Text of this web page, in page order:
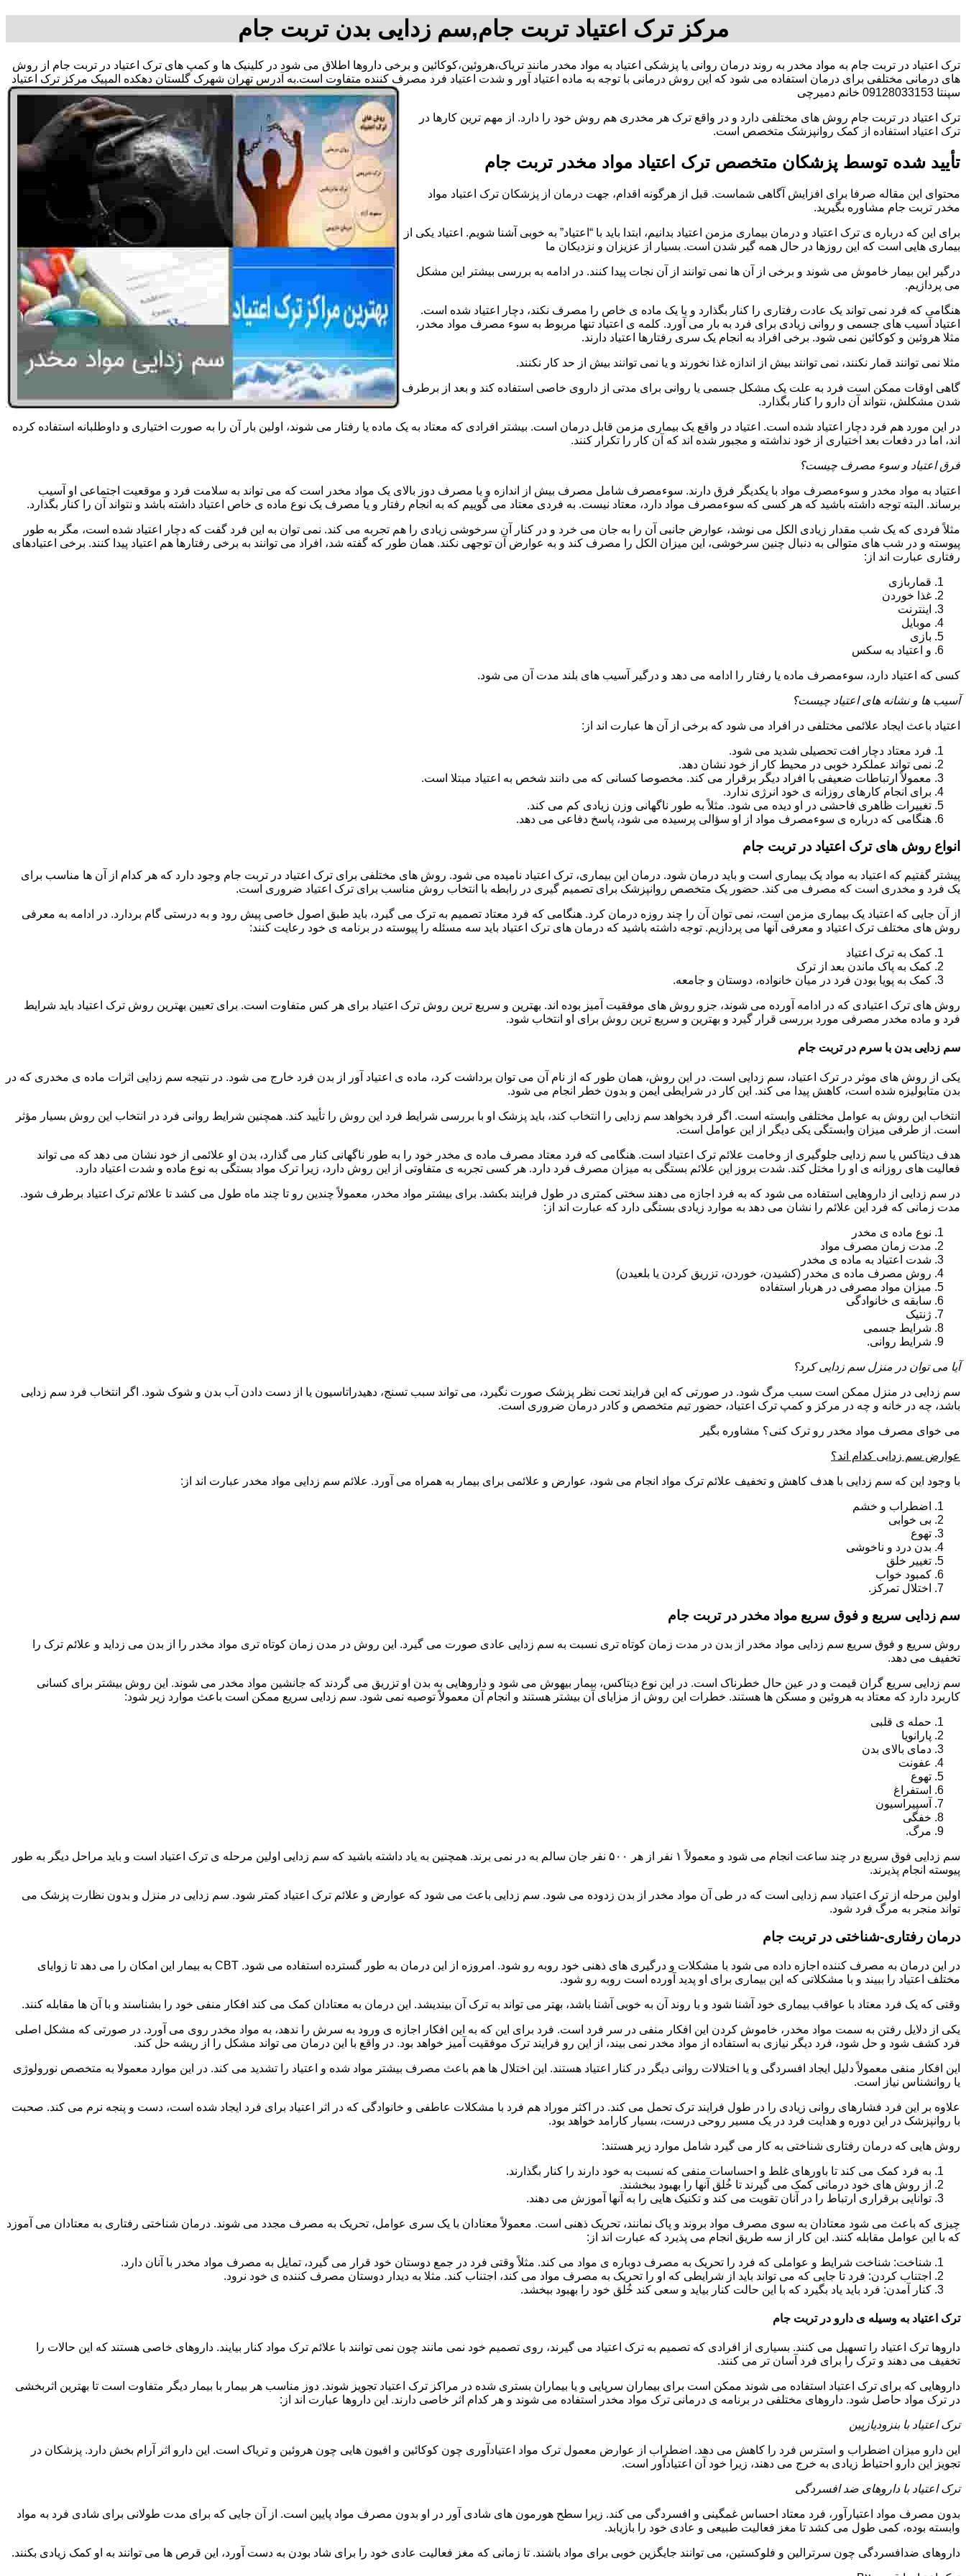
مرکز ترک اعتیاد تربت جام,سم زدایی بدن تربت جام
ترک اعتیاد در تربت جام به مواد مخدر به روند درمان روانی یا پزشکی اعتیاد به مواد مخدر مانند تریاک،هروئین،کوکائین و برخی داروها اطلاق می شود در کلینیک ها و کمپ های ترک اعتیاد در تربت جام از روش
های درمانی مختلفی برای درمان استفاده می شود که این روش درمانی با توجه به ماده اعتیاد آور و شدت اعتیاد فرد مصرف کننده متفاوت است.به آدرس تهران شهرک گلستان دهکده المپیک مرکز ترک اعتیاد
سپنتا 09128033153 خانم دمیرچی
ترک اعتیاد در تربت جام روش های مختلفی دارد و در واقع ترک هر مخدری هم روش خود را دارد. از مهم ترین کارها در
ترک اعتیاد استفاده از کمک روانپزشک متخصص است.
تأیید شده توسط پزشکان متخصص ترک اعتیاد مواد مخدر تربت جام
محتوای این مقاله صرفا برای افزایش آگاهی شماست. قبل از هرگونه اقدام، جهت درمان از پزشکان ترک اعتیاد مواد
مخدر تربت جام مشاوره بگیرید.
برای این که درباره ی ترک اعتیاد و درمان بیماری مزمن اعتیاد بدانیم، ابتدا باید با “اعتیاد” به خوبی آشنا شویم. اعتیاد یکی از
بیماری هایی است که این روزها در حال همه گیر شدن است. بسیار از عزیزان و نزدیکان ما
درگیر این بیمار خاموش می شوند و برخی از آن ها نمی توانند از آن نجات پیدا کنند. در ادامه به بررسی بیشتر این مشکل
می پردازیم.
هنگامی که فرد نمی تواند یک عادت رفتاری را کنار بگذارد و یا یک ماده ی خاص را مصرف نکند، دچار اعتیاد شده است.
اعتیاد آسیب های جسمی و روانی زیادی برای فرد به بار می آورد. کلمه ی اعتیاد تنها مربوط به سوء مصرف مواد مخدر،
مثلا هروئین و کوکائین نمی شود. برخی افراد به انجام یک سری رفتارها اعتیاد دارند.
مثلا نمی توانند قمار نکنند، نمی توانند بیش از اندازه غذا نخورند و یا نمی توانند بیش از حد کار نکنند.
گاهی اوقات ممکن است فرد به علت یک مشکل جسمی یا روانی برای مدتی از داروی خاصی استفاده کند و بعد از برطرف
شدن مشکلش، نتواند آن دارو را کنار بگذارد.
در این مورد هم فرد دچار اعتیاد شده است. اعتیاد در واقع یک بیماری مزمن قابل درمان است. بیشتر افرادی که معتاد به یک ماده یا رفتار می شوند، اولین بار آن را به صورت اختیاری و داوطلبانه استفاده کرده
اند، اما در دفعات بعد اختیاری از خود نداشته و مجبور شده اند که آن کار را تکرار کنند.
فرق اعتیاد و سوء مصرف چیست؟
اعتیاد به مواد مخدر و سوءمصرف مواد با یکدیگر فرق دارند. سوءمصرف شامل مصرف بیش از اندازه و یا مصرف دوز بالای یک مواد مخدر است که می تواند به سلامت فرد و موقعیت اجتماعی او آسیب
برساند. البته توجه داشته باشید که هر کسی که سوءمصرف مواد دارد، معتاد نیست. به فردی معتاد می گوییم که به انجام رفتار و یا مصرف یک نوع ماده ی خاص اعتیاد داشته باشد و نتواند آن را کنار بگذارد.
مثلاً فردی که یک شب مقدار زیادی الکل می نوشد، عوارض جانبی آن را به جان می خرد و در کنار آن سرخوشی زیادی را هم تجربه می کند. نمی توان به این فرد گفت که دچار اعتیاد شده است، مگر به طور
پیوسته و در شب های متوالی به دنبال چنین سرخوشی، این میزان الکل را مصرف کند و به عوارض آن توجهی نکند. همان طور که گفته شد، افراد می توانند به برخی رفتارها هم اعتیاد پیدا کنند. برخی اعتیادهای
رفتاری عبارت اند از:
قماربازی
غذا خوردن
اینترنت
موبایل
بازی
و اعتیاد به سکس
کسی که اعتیاد دارد، سوءمصرف ماده یا رفتار را ادامه می دهد و درگیر آسیب های بلند مدت آن می شود.
آسیب ها و نشانه های اعتیاد چیست؟
اعتیاد باعث ایجاد علائمی مختلفی در افراد می شود که برخی از آن ها عبارت اند از:
فرد معتاد دچار افت تحصیلی شدید می شود.
نمی تواند عملکرد خوبی در محیط کار از خود نشان دهد.
معمولاً ارتباطات ضعیفی با افراد دیگر برقرار می کند. مخصوصا کسانی که می دانند شخص به اعتیاد مبتلا است.
برای انجام کارهای روزانه ی خود انرژی ندارد.
تغییرات ظاهری فاحشی در او دیده می شود. مثلاً به طور ناگهانی وزن زیادی کم می کند.
هنگامی که درباره ی سوءمصرف مواد از او سؤالی پرسیده می شود، پاسخ دفاعی می دهد.
انواع روش های ترک اعتیاد در تربت جام
پیشتر گفتیم که اعتیاد به مواد یک بیماری است و باید درمان شود. درمان این بیماری، ترک اعتیاد نامیده می شود. روش های مختلفی برای ترک اعتیاد در تربت جام وجود دارد که هر کدام از آن ها مناسب برای
یک فرد و مخدری است که مصرف می کند. حضور یک متخصص روانپزشک برای تصمیم گیری در رابطه با انتخاب روش مناسب برای ترک اعتیاد ضروری است.
از آن جایی که اعتیاد یک بیماری مزمن است، نمی توان آن را چند روزه درمان کرد. هنگامی که فرد معتاد تصمیم به ترک می گیرد، باید طبق اصول خاصی پیش رود و به درستی گام بردارد. در ادامه به معرفی
روش های مختلف ترک اعتیاد و معرفی آنها می پردازیم. توجه داشته باشید که درمان های ترک اعتیاد باید سه مسئله را پیوسته در برنامه ی خود رعایت کنند:
کمک به ترک اعتیاد
کمک به پاک ماندن بعد از ترک
کمک به پویا بودن فرد در میان خانواده، دوستان و جامعه.
روش های ترک اعتیادی که در ادامه آورده می شوند، جزو روش های موفقیت آمیز بوده اند. بهترین و سریع ترین روش ترک اعتیاد برای هر کس متفاوت است. برای تعیین بهترین روش ترک اعتیاد باید شرایط
فرد و ماده مخدر مصرفی مورد بررسی قرار گیرد و بهترین و سریع ترین روش برای او انتخاب شود.
سم زدایی بدن با سرم در تربت جام
یکی از روش های موثر در ترک اعتیاد، سم زدایی است. در این روش، همان طور که از نام آن می توان برداشت کرد، ماده ی اعتیاد آور از بدن فرد خارج می شود. در نتیجه سم زدایی اثرات ماده ی مخدری که در
بدن متابولیزه شده است، کاهش پیدا می کند. این کار در شرایطی ایمن و بدون خطر انجام می شود.
انتخاب این روش به عوامل مختلفی وابسته است. اگر فرد بخواهد سم زدایی را انتخاب کند، باید پزشک او با بررسی شرایط فرد این روش را تأیید کند. همچنین شرایط روانی فرد در انتخاب این روش بسیار مؤثر
است. از طرفی میزان وابستگی یکی دیگر از این عوامل است.
هدف دیتاکس یا سم زدایی جلوگیری از وخامت علائم ترک اعتیاد است. هنگامی که فرد معتاد مصرف ماده ی مخدر خود را به طور ناگهانی کنار می گذارد، بدن او علائمی از خود نشان می دهد که می تواند
فعالیت های روزانه ی او را مختل کند. شدت بروز این علائم بستگی به میزان مصرف فرد دارد. هر کسی تجربه ی متفاوتی از این روش دارد، زیرا ترک مواد بستگی به نوع ماده و شدت اعتیاد دارد.
در سم زدایی از داروهایی استفاده می شود که به فرد اجازه می دهند سختی کمتری در طول فرایند بکشد. برای بیشتر مواد مخدر، معمولاً چندین رو تا چند ماه طول می کشد تا علائم ترک اعتیاد برطرف شود.
مدت زمانی که فرد این علائم را نشان می دهد به موارد زیادی بستگی دارد که عبارت اند از:
نوع ماده ی مخدر
مدت زمان مصرف مواد
شدت اعتیاد به ماده ی مخدر
روش مصرف ماده ی مخدر (کشیدن، خوردن، تزریق کردن یا بلعیدن)
میزان مواد مصرفی در هربار استفاده
سابقه ی خانوادگی
ژنتیک
شرایط جسمی
شرایط روانی.
آیا می توان در منزل سم زدایی کرد؟
سم زدایی در منزل ممکن است سبب مرگ شود. در صورتی که این فرایند تحت نظر پزشک صورت نگیرد، می تواند سبب تسنج، دهیدراتاسیون یا از دست دادن آب بدن و شوک شود. اگر انتخاب فرد سم زدایی
باشد، چه در خانه و چه در مرکز و کمپ ترک اعتیاد، حضور تیم متخصص و کادر درمان ضروری است.
می خوای مصرف مواد مخدر رو ترک کنی؟ مشاوره بگیر
عوارض سم زدایی کدام اند؟
با وجود این که سم زدایی با هدف کاهش و تخفیف علائم ترک مواد انجام می شود، عوارض و علائمی برای بیمار به همراه می آورد. علائم سم زدایی مواد مخدر عبارت اند از:
اضطراب و خشم
بی خوابی
تهوع
بدن درد و ناخوشی
تغییر خلق
کمبود خواب
اختلال تمرکز.
سم زدایی سریع و فوق سریع مواد مخدر در تربت جام
روش سریع و فوق سریع سم زدایی مواد مخدر از بدن در مدت زمان کوتاه تری نسبت به سم زدایی عادی صورت می گیرد. این روش در مدن زمان کوتاه تری مواد مخدر را از بدن می زداید و علائم ترک را
تخفیف می دهد.
سم زدایی سریع گران قیمت و در عین حال خطرناک است. در این نوع دیتاکس، بیمار بیهوش می شود و داروهایی به بدن او تزریق می گردند که جانشین مواد مخدر می شوند. این روش بیشتر برای کسانی
کاربرد دارد که معتاد به هروئین و مسکن ها هستند. خطرات این روش از مزایای آن بیشتر هستند و انجام آن معمولاً توصیه نمی شود. سم زدایی سریع ممکن است باعث موارد زیر شود:
حمله ی قلبی
پارانویا
دمای بالای بدن
عفونت
تهوع
استفراغ
آسپیراسیون
خفگی
مرگ.
سم زدایی فوق سریع در چند ساعت انجام می شود و معمولاً ۱ نفر از هر ۵۰۰ نفر جان سالم به در نمی برند. همچنین به یاد داشته باشید که سم زدایی اولین مرحله ی ترک اعتیاد است و باید مراحل دیگر به طور
پیوسته انجام پذیرند.
اولین مرحله از ترک اعتیاد سم زدایی است که در طی آن مواد مخدر از بدن زدوده می شود. سم زدایی باعث می شود که عوارض و علائم ترک اعتیاد کمتر شود. سم زدایی در منزل و بدون نظارت پزشک می
تواند منجر به مرگ فرد شود.
درمان رفتاری-شناختی در تربت جام
در این درمان به مصرف کننده اجازه داده می شود با مشکلات و درگیری های ذهنی خود روبه رو شود. امروزه از این درمان به طور گسترده استفاده می شود. CBT به بیمار این امکان را می دهد تا زوایای
مختلف اعتیاد را ببیند و با مشکلاتی که این بیماری برای او پدید آورده است روبه رو شود.
وقتی که یک فرد معتاد با عواقب بیماری خود آشنا شود و با روند آن به خوبی آشنا باشد، بهتر می تواند به ترک آن بیندیشد. این درمان به معتادان کمک می کند افکار منفی خود را بشناسند و با آن ها مقابله کنند.
یکی از دلایل رفتن به سمت مواد مخدر، خاموش کردن این افکار منفی در سر فرد است. فرد برای این که به این افکار اجازه ی ورود به سرش را ندهد، به مواد مخدر روی می آورد. در صورتی که مشکل اصلی
فرد کشف شود و حل شود، فرد دیگر نیازی به استفاده از مواد مخدر نمی بیند، از این رو فرایند ترک موفقیت آمیز خواهد بود. در واقع با این درمان می تواند مشکل را از ریشه حل کند.
این افکار منفی معمولاً دلیل ایجاد افسردگی و یا اختلالات روانی دیگر در کنار اعتیاد هستند. این اختلال ها هم باعث مصرف بیشتر مواد شده و اعتیاد را تشدید می کند. در این موارد معمولا به متخصص نورولوژی
یا روانشناس نیاز است.
علاوه بر این فرد فشارهای روانی زیادی را در طول فرایند ترک تحمل می کند. در اکثر موراد هم فرد با مشکلات عاطفی و خانوادگی که در اثر اعتیاد برای فرد ایجاد شده است، دست و پنجه نرم می کند. صحبت
با روانپزشک در این دوره و هدایت فرد در یک مسیر روحی درست، بسیار کارامد خواهد بود.
روش هایی که درمان رفتاری شناختی به کار می گیرد شامل موارد زیر هستند:
به فرد کمک می کند تا باورهای غلط و احساسات منفی که نسبت به خود دارند را کنار بگذارند.
از روش های خود درمانی کمک می گیرند تا خُلق آنها را بهبود ببخشند.
توانایی برقراری ارتباط را در آنان تقویت می کند و تکنیک هایی را به آنها آموزش می دهند.
چیزی که باعث می شود معتادان به سوی مصرف مواد بروند و پاک نمانند، تحریک ذهنی است. معمولاً معتادان با یک سری عوامل، تحریک به مصرف مجدد می شوند. درمان شناختی رفتاری به معتادان می آموزد
که با این عوامل مقابله کنند. این کار از سه طریق انجام می پذیرد که عبارت اند از:
شناخت: شناخت شرایط و عواملی که فرد را تحریک به مصرف دوباره ی مواد می کند. مثلاً وقتی فرد در جمع دوستان خود قرار می گیرد، تمایل به مصرف مواد مخدر با آنان دارد.
اجتناب کردن: فرد تا جایی که می تواند باید از شرایطی که او را تحریک به مصرف مواد می کند، اجتناب کند. مثلا به دیدار دوستان مصرف کننده ی خود نرود.
کنار آمدن: فرد باید یاد بگیرد که با این حالت کنار بیاید و سعی کند خُلق خود را بهبود ببخشد.
ترک اعتیاد به وسیله ی دارو در تربت جام
داروها ترک اعتیاد را تسهیل می کنند. بسیاری از افرادی که تصمیم به ترک اعتیاد می گیرند، روی تصمیم خود نمی مانند چون نمی توانند با علائم ترک مواد کنار بیایند. داروهای خاصی هستند که این حالات را
تخفیف می دهند و ترک را برای فرد آسان تر می کنند.
داروهایی که برای ترک اعتیاد استفاده می شوند ممکن است برای بیماران سرپایی و یا بیماران بستری شده در مراکز ترک اعتیاد تجویز شوند. دوز مناسب هر بیمار با بیمار دیگر متفاوت است تا بهترین اثربخشی
در ترک مواد حاصل شود. داروهای مختلفی در برنامه ی درمانی ترک مواد مخدر استفاده می شوند و هر کدام اثر خاصی دارند. این داروها عبارت اند از:
ترک اعتیاد با بنزودیازپین
این دارو میزان اضطراب و استرس فرد را کاهش می دهد. اضطراب از عوارض معمول ترک مواد اعتیادآوری چون کوکائین و افیون هایی چون هروئین و تریاک است. این دارو اثر آرام بخش دارد. پزشکان در
تجویز این دارو احتیاط زیادی به خرج می دهند، زیرا خود آن اعتیادآور است.
ترک اعتیاد با داروهای ضد افسردگی
بدون مصرف مواد اعتیارآور، فرد معتاد احساس غمگینی و افسردگی می کند. زیرا سطح هورمون های شادی آور در او بدون مصرف مواد پایین است. از آن جایی که برای مدت طولانی برای شادی فرد به مواد
وابسته بوده، کمی طول می کشد تا مغز فعالیت طبیعی و عادی خود را بازیابد.
داروهای ضدافسردگی چون سرترالین و فلوکستین، می توانند جایگزین خوبی برای مواد باشند. تا زمانی که مغز فعالیت عادی خود را برای شاد بودن به دست آورد، این قرص ها می توانند به او کمک زیادی بکنند.